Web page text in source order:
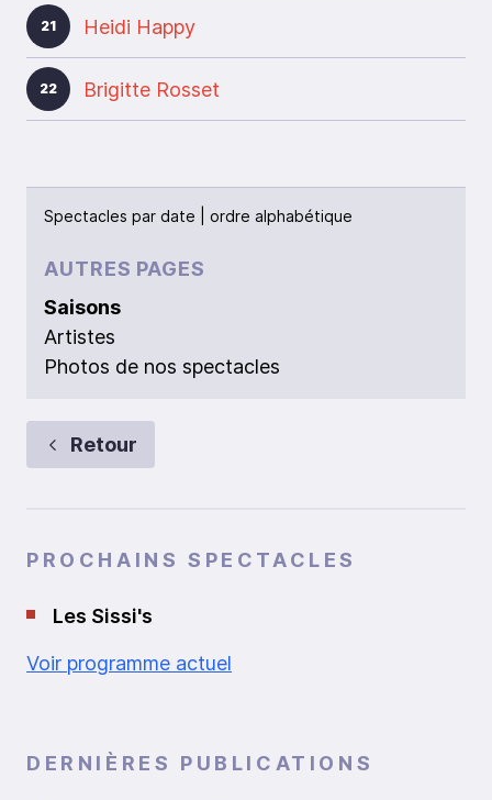
21 Heidi Happy
22 Brigitte Rosset
Spectacles par date ordre alphabétique
AUTRES PAGES
Saisons
Artistes
Photos de nos spectacles
Retour
PROCHAINS SPECTACLES
Les Sissi's
Voir programme actuel
DERNIÈRES PUBLICATIONS